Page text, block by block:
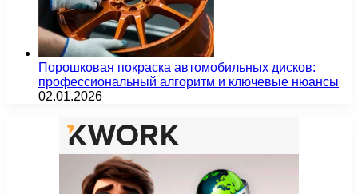
Порошковая покраска автомобильных дисков:
профессиональный алгоритм и ключевые нюансы
02.01.2026